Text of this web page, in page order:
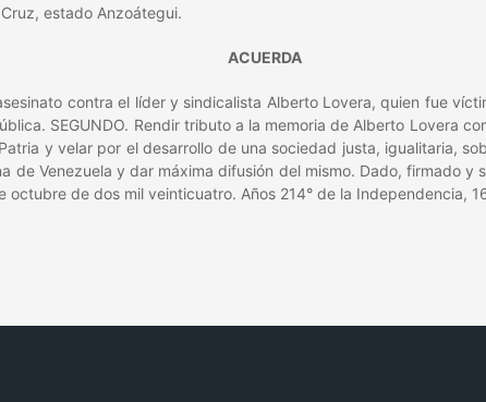
estado Anzoátegui.
ACUERDA
contra el líder y sindicalista Alberto Lovera, quien fue
SEGUNDO. Rendir tributo a la memoria de Alberto Lovera
y velar por el desarrollo de una sociedad justa, igualitaria,
de Venezuela y dar máxima difusión del mismo. Dado, firmado y
de dos mil veinticuatro. Años 214° de la Independencia,